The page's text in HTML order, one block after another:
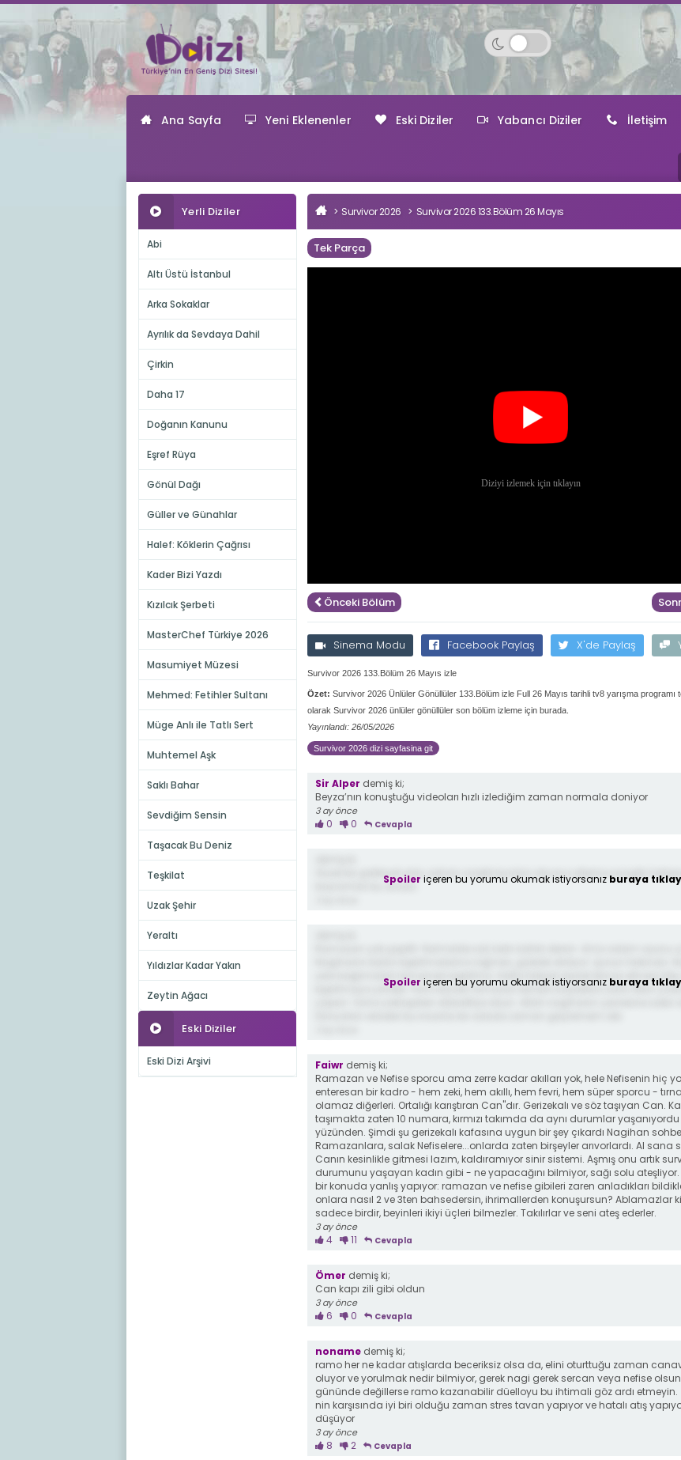
Ana Sayfa Yeni Eklenenler Eski Diziler Yabancı Diziler İletişim
Yerli Diziler
Abi
Altı Üstü İstanbul
Arka Sokaklar
Ayrılık da Sevdaya Dahil
Çirkin
Daha 17
Doğanın Kanunu
Eşref Rüya
Gönül Dağı
Güller ve Günahlar
Halef: Köklerin Çağrısı
Kader Bizi Yazdı
Kızılcık Şerbeti
MasterChef Türkiye 2026
Masumiyet Müzesi
Mehmed: Fetihler Sultanı
Müge Anlı ile Tatlı Sert
Muhtemel Aşk
Saklı Bahar
Sevdiğim Sensin
Taşacak Bu Deniz
Teşkilat
Uzak Şehir
Yeraltı
Yıldızlar Kadar Yakın
Zeytin Ağacı
Eski Diziler
Eski Dizi Arşivi
Survivor 2026 Survivor 2026 133.Bölüm 26 Mayıs
Tek Parça
Önceki Bölüm
Sinema Modu Facebook Paylaş X'de Paylaş
Survivor 2026 133.Bölüm 26 Mayıs izle
Özet: Survivor 2026 Ünlüler Gönüllüler 133.Bölüm izle Full 26 Mayıs tarihli tv8 yarışma programı
olarak Survivor 2026 ünlüler gönüllüler son bölüm izleme için burada.
Yayınlandı: 26/05/2026
Survivor 2026 dizi sayfasina git
Sir Alper demiş ki;
Beyza’nın konuştuğu videoları hızlı izlediğim zaman normala doniyor
3 ay önce
0 0 Cevapla
Güzel bir galibiyet oldu admin sürekli burdan izliyoruz ellerine saaglik herkese
bayramlar bu arada
Spoiler içeren bu yorumu okumak istiyorsanız buraya
yere bağırmaları tamamen kışkırtma. Hatta fiziksel olarak temas etmesi bile,
kışkırtmaya yönelik. Hani istyorki ramazan kendini kaybetsin, küfür etsin
Spoiler içeren bu yorumu okumak istiyorsanız buraya
Faiwr demiş ki;
Ramazan ve Nefise sporcu ama zerre kadar akılları yok, hele Nefisenin hiç
enteresan bir kadro - hem zeki, hem akıllı, hem fevri, hem süper sporcu -
olamaz diğerleri. Ortalığı karıştıran Can"dır. Gerizekalı ve söz taşıyan Can.
taşımakta zaten 10 numara, kırmızı takımda da aynı durumlar
yüzünden. Şimdi şu gerizekalı kafasına uygun bir şey çıkardı Nagihan
Ramazanlara, salak Nefiselere...onlarda zaten birşeyler arıvorlardı. Al sana
Canın kesinlikle gitmesi lazım, kaldıramıyor sinir sistemi. Aşmış onu artık
durumunu yaşayan kadın gibi - ne yapacağını bilmiyor, sağı solu
bir konuda yanlış yapıyor: ramazan ve nefise gibileri zaren anladıkları
onlara nasıl 2 ve 3ten bahsedersin, ihrimallerden konuşursun? Ablamazlar
sadece birdir, beyinleri ikiyi üçleri bilmezler. Takılırlar ve seni ateş ederler.
3 ay önce
4 11 Cevapla
Ömer demiş ki;
Can kapı zili gibi oldun
3 ay önce
6 0 Cevapla
noname demiş ki;
ramo her ne kadar atışlarda beceriksiz olsa da, elini oturttuğu zaman
oluyor ve yorulmak nedir bilmiyor, gerek nagi gerek sercan veya nefise
gününde değillerse ramo kazanabilir düelloyu bu ihtimali göz ardı
nin karşısında iyi biri olduğu zaman stres tavan yapıyor ve hatalı atış
düşüyor
3 ay önce
8 2 Cevapla